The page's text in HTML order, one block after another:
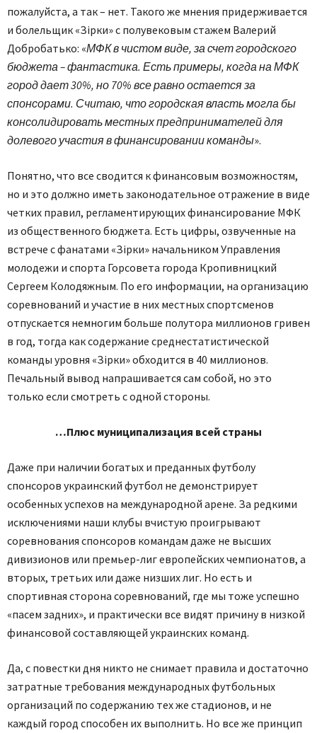
пожалуйста, а так – нет. Такого же мнения придерживается
и болельщик «Зірки» с полувековым стажем Валерий
Добробатько: «МФК в чистом виде, за счет городского
бюджета – фантастика. Есть примеры, когда на МФК
город дает 30%, но 70% все равно остается за
спонсорами. Считаю, что городская власть могла бы
консолидировать местных предпринимателей для
долевого участия в финансировании команды».
Понятно, что все сводится к финансовым возможностям,
но и это должно иметь законодательное отражение в виде
четких правил, регламентирующих финансирование МФК
из общественного бюджета. Есть цифры, озвученные на
встрече с фанатами «Зірки» начальником Управления
молодежи и спорта Горсовета города Кропивницкий
Сергеем Колодяжным. По его информации, на организацию
соревнований и участие в них местных спортсменов
отпускается немногим больше полутора миллионов гривен
в год, тогда как содержание среднестатистической
команды уровня «Зірки» обходится в 40 миллионов.
Печальный вывод напрашивается сам собой, но это
только если смотреть с одной стороны.
…Плюс муниципализация всей страны
Даже при наличии богатых и преданных футболу
спонсоров украинский футбол не демонстрирует
особенных успехов на международной арене. За редкими
исключениями наши клубы вчистую проигрывают
соревнования спонсоров командам даже не высших
дивизионов или премьер-лиг европейских чемпионатов, а
вторых, третьих или даже низших лиг. Но есть и
спортивная сторона соревнований, где мы тоже успешно
«пасем задних», и практически все видят причину в низкой
финансовой составляющей украинских команд.
Да, с повестки дня никто не снимает правила и достаточно
затратные требования международных футбольных
организаций по содержанию тех же стадионов, и не
каждый город способен их выполнить. Но все же принцип